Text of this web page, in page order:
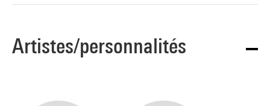
Artistes/personnalités